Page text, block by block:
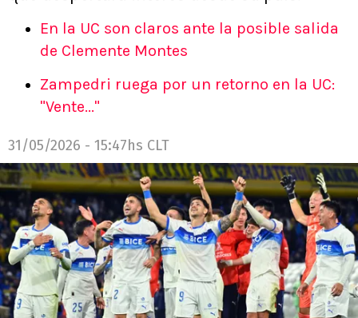
En la UC son claros ante la posible salida
de Clemente Montes
Zampedri ruega por un retorno en la UC:
"Vente..."
31/05/2026 - 15:47hs CLT